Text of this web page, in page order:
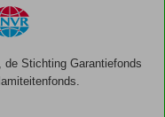
Stichting Garantiefonds